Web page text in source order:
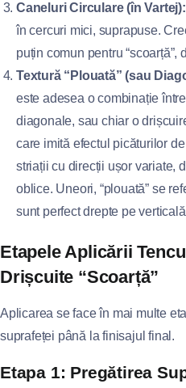
Caneluri Circulare (în Vartej):
în cercuri mici, suprapuse.
puțin comun pentru “scoarță”,
Textură “Plouată” (sau
este adesea o combinație
diagonale, sau chiar o
care imită efectul picăturilor
striații cu direcții ușor variate,
oblice. Uneori, “plouată” se
sunt perfect drepte pe
Etapele Aplicării
Drișcuite “Scoarță”
Aplicarea se face în mai multe
suprafeței până la finisajul final.
Etapa 1: Pregătirea